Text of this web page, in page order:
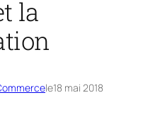
la
le18 mai 2018